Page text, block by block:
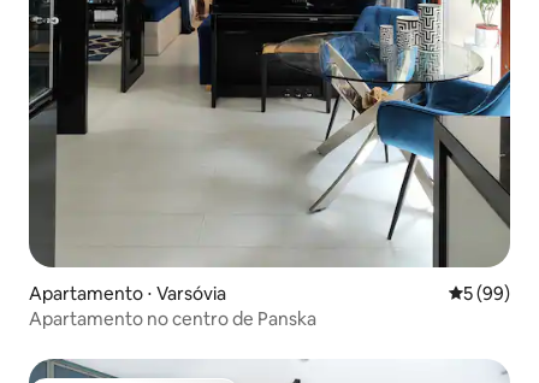
Apartamento ⋅ Varsóvia 5 de uma
5 (99)
Apartamento no centro de Panska